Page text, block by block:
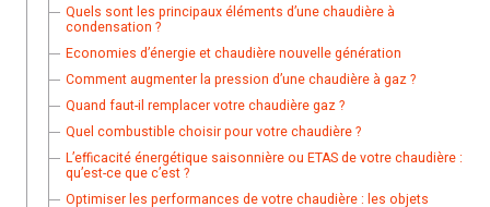
Quels sont les principaux éléments d’une chaudière à
condensation ?
Economies d’énergie et chaudière nouvelle génération
Comment augmenter la pression d’une chaudière à gaz ?
Quand faut-il remplacer votre chaudière gaz ?
Quel combustible choisir pour votre chaudière ?
L’efficacité énergétique saisonnière ou ETAS de votre chaudière :
qu’est-ce que c’est ?
Optimiser les performances de votre chaudière : les objets